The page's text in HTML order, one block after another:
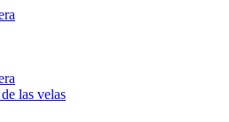
las velas